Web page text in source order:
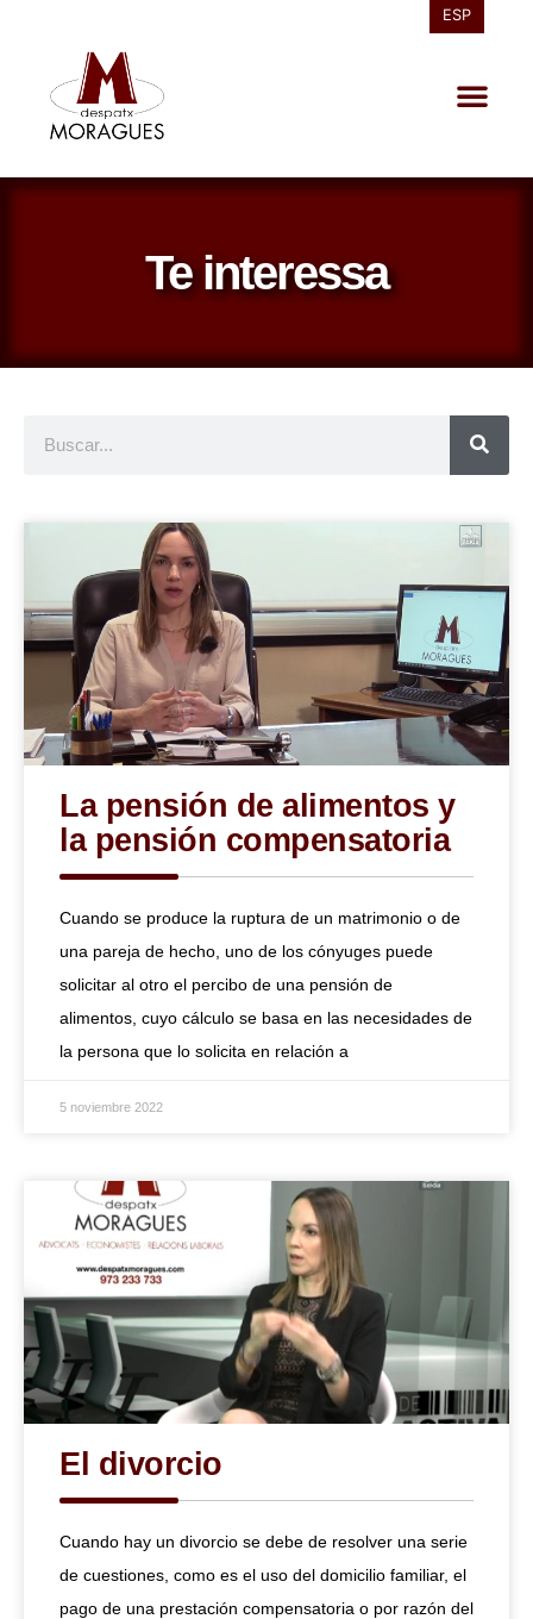
ESP
Te interessa
La pensión de alimentos y
la pensión compensatoria
Cuando se produce la ruptura de un matrimonio o de
una pareja de hecho, uno de los cónyuges puede
solicitar al otro el percibo de una pensión de
alimentos, cuyo cálculo se basa en las necesidades de
la persona que lo solicita en relación a
5 noviembre 2022
El divorcio
Cuando hay un divorcio se debe de resolver una serie
de cuestiones, como es el uso del domicilio familiar, el
pago de una prestación compensatoria o por razón del